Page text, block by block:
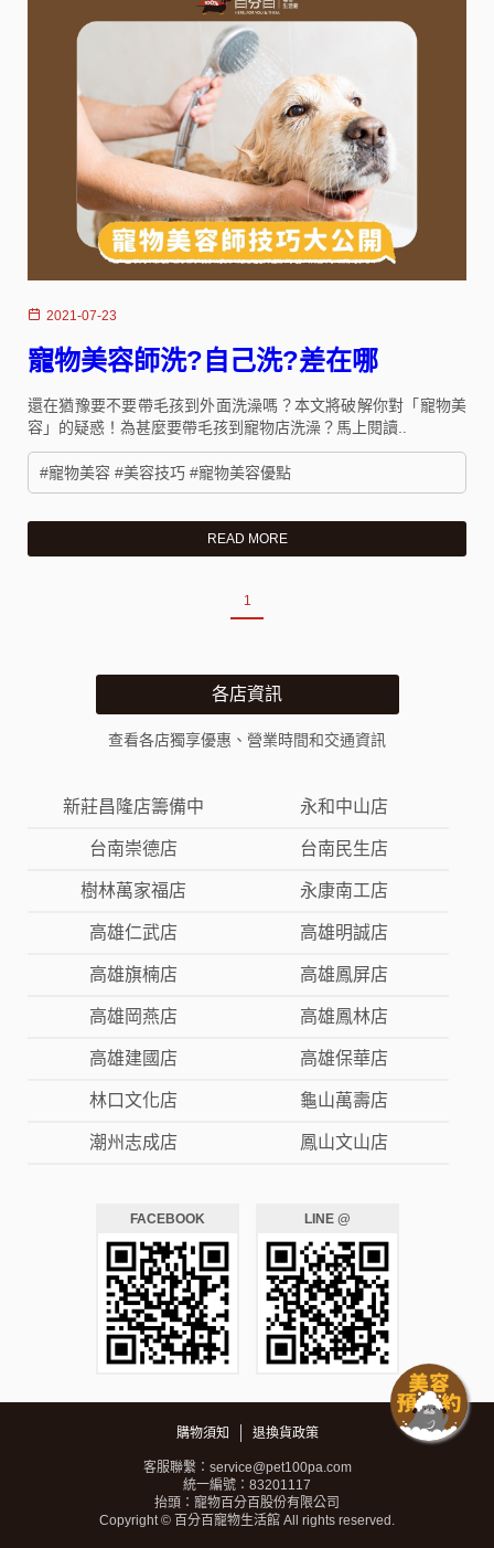
2021-07-23
寵物美容師洗?自己洗?差在哪
還在猶豫要不要帶毛孩到外面洗澡嗎？本文將破解你對「寵物美
容」的疑惑！為甚麼要帶毛孩到寵物店洗澡？馬上閱讀..
#寵物美容 #美容技巧 #寵物美容優點
READ MORE
1
各店資訊
查看各店獨享優惠、營業時間和交通資訊
新莊昌隆店籌備中 永和中山店
台南崇德店 台南民生店
樹林萬家福店 永康南工店
高雄仁武店 高雄明誠店
高雄旗楠店 高雄鳳屏店
高雄岡燕店 高雄鳳林店
高雄建國店 高雄保華店
林口文化店 龜山萬壽店
潮州志成店 鳳山文山店
FACEBOOK LINE @
Copyright © 百分百寵物生活館 All rights reserved.
抬頭：寵物百分百股份有限公司
統一編號：83201117
客服聯繫： service@pet100pa.com
購物須知 退換貨政策